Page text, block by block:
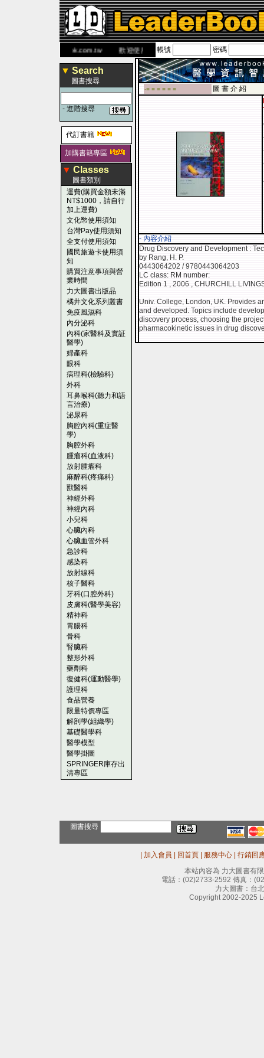
www.leaderbook.com.tw歡迎使用 國民旅遊卡！！
帳號 密碼
▼ Search
圖書搜尋
- 進階搜尋
代訂書籍
加購書籍專區
▼ Classes
圖書類別
運費(購買金額未滿
NT$1000，請自行
加上運費)
文化幣使用須知
台灣Pay使用須知
全支付使用須知
國民旅遊卡使用須
知
購買注意事項與營
業時間
力大圖書出版品
橘井文化系列叢書
免疫風濕科
內分泌科
內科(家醫科及實証
醫學)
婦產科
眼科
病理科(檢驗科)
外科
耳鼻喉科(聽力和語
言治療)
泌尿科
胸腔內科(重症醫
學)
胸腔外科
腫瘤科(血液科)
放射腫瘤科
麻醉科(疼痛科)
獸醫科
神經外科
神經內科
小兒科
心臟內科
心臟血管外科
急診科
感染科
放射線科
核子醫科
牙科(口腔外科)
皮膚科(醫學美容)
精神科
胃腸科
骨科
腎臟科
整形外科
藥劑科
復健科(運動醫學)
護理科
食品營養
限量特價專區
解剖學(組織學)
基礎醫學科
醫學模型
醫學掛圖
SPRINGER庫存出
清專區
-■ ■ ■ ■ ■ ■
圖 書 介 紹
- 內容介紹
Drug Discovery and Development :
by Rang, H. P.
0443064202 / 9780443064203
LC class: RM number:
Edition 1 , 2006 , CHURCHILL
Univ. College, London, UK. Provides
and developed. Topics include
discovery process, choosing the
pharmacokinetic issues in drug
圖書搜尋
加入會員 回首頁 服務中心
行銷回
本站內容為 力大圖書有
電話： (02)2733-2592 傳真：
力大圖書：台
Copyright 2002-2025